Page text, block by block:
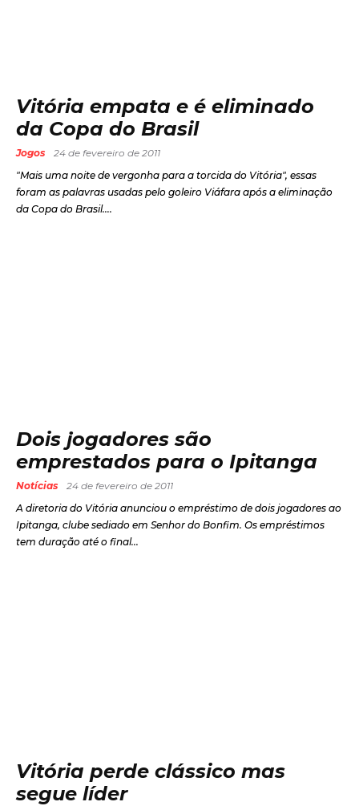
Vitória empata e é eliminado
da Copa do Brasil
Jogos
24 de fevereiro de 2011
"Mais uma noite de vergonha para a torcida do Vitória", essas
foram as palavras usadas pelo goleiro Viáfara após a eliminação
da Copa do Brasil....
Dois jogadores são
emprestados para o Ipitanga
Notícias
24 de fevereiro de 2011
A diretoria do Vitória anunciou o empréstimo de dois jogadores ao
Ipitanga, clube sediado em Senhor do Bonfim. Os empréstimos
tem duração até o final...
Vitória perde clássico mas
segue líder